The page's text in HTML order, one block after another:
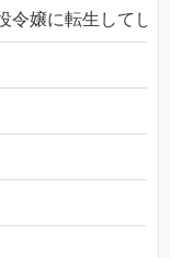
令嬢に転生してし